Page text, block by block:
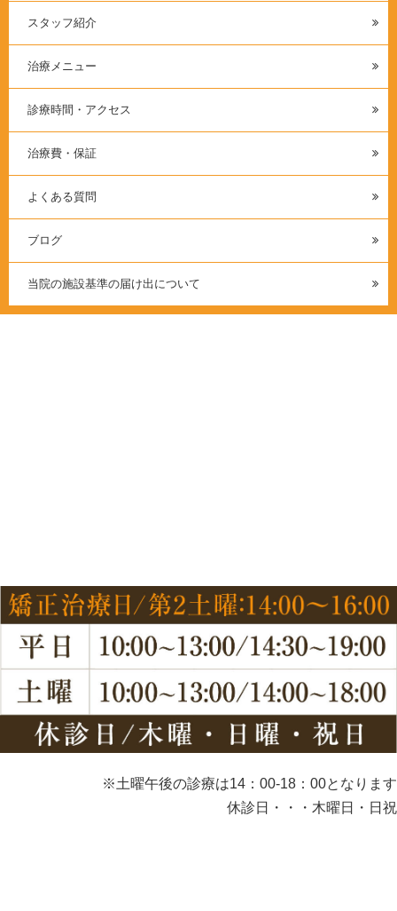
スタッフ紹介
治療メニュー
診療時間・アクセス
治療費・保証
よくある質問
ブログ
当院の施設基準の届け出について
※土曜午後の診療は14：00-18：00となります
休診日・・・木曜日・日祝